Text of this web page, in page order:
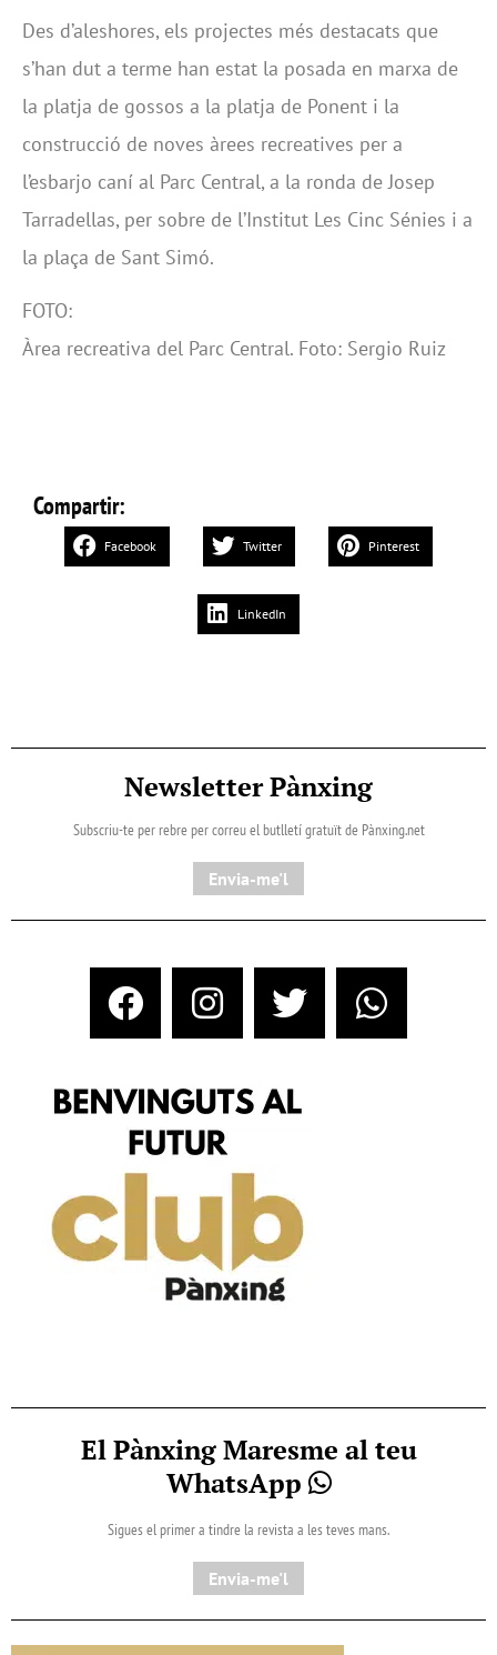
Des d’aleshores, els projectes més destacats que
s’han dut a terme han estat la posada en marxa de
la platja de gossos a la platja de Ponent i la
construcció de noves àrees recreatives per a
l’esbarjo caní al Parc Central, a la ronda de Josep
Tarradellas, per sobre de l’Institut Les Cinc Sénies i a
la plaça de Sant Simó.
FOTO:
Àrea recreativa del Parc Central. Foto: Sergio Ruiz
Compartir:
Facebook Twitter Pinterest
LinkedIn
Newsletter Pànxing
Subscriu-te per rebre per correu el butlletí gratuït de Pànxing.net​
Envia-me'l
El Pànxing Maresme al teu
WhatsApp
Sigues el primer a tindre la revista a les teves mans.
Envia-me'l